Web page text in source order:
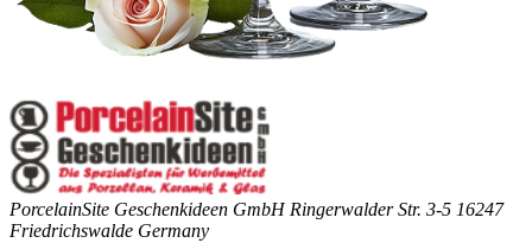
PorcelainSite Geschenkideen GmbH Ringerwalder Str. 3-5 16247
Friedrichswalde Germany